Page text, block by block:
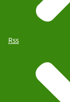
Rss